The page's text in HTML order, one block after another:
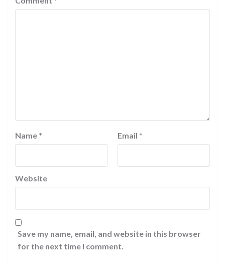
Name * Email *
Website
Save my name, email, and website in this browser
for the next time I comment.